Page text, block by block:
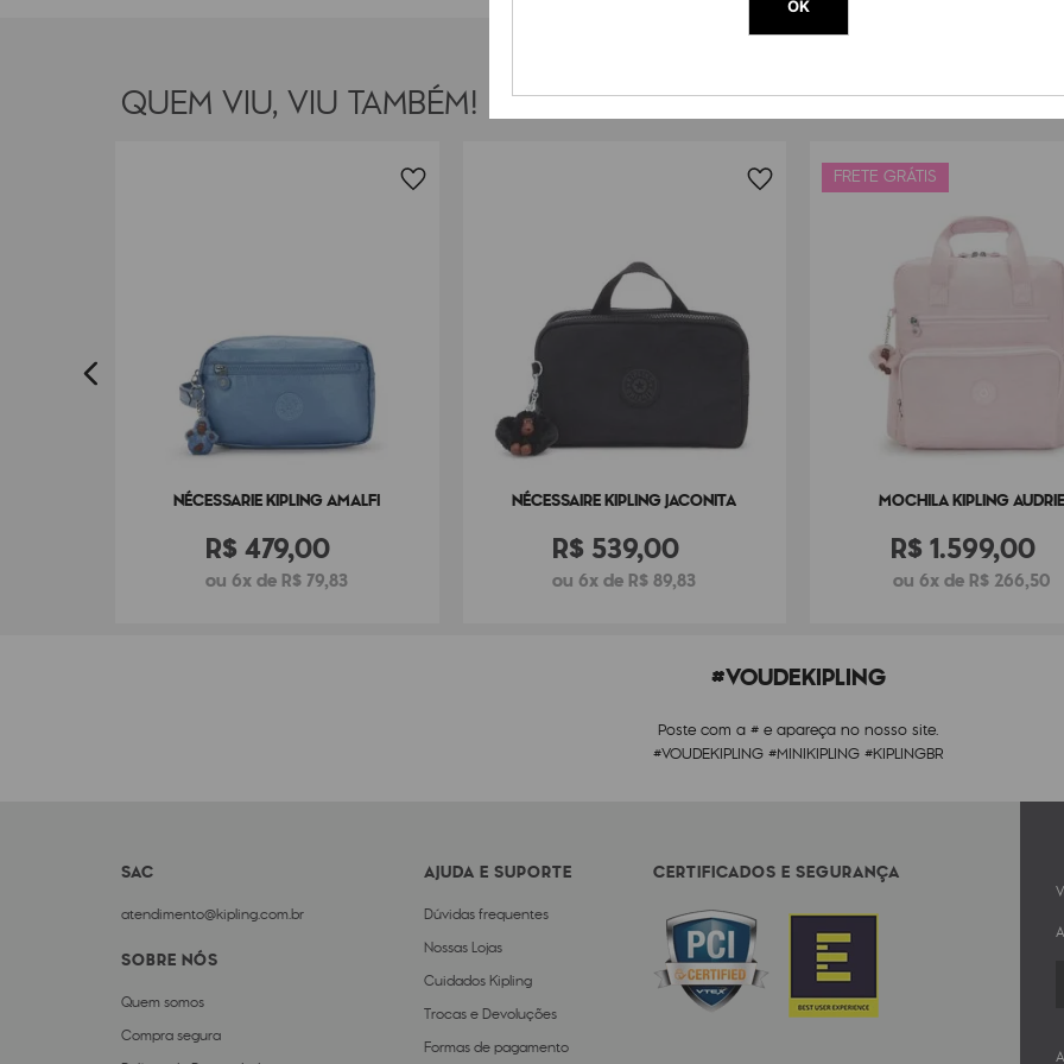
QUEM VIU, VIU TAMBÉM!
NÉCESSARIE KIPLING AMALFI
R$ 479,00
ou 6x de R$ 79,83
NÉCESSAIRE KIPLING JACONITA
R$ 539,00
ou 6x de R$ 89,83
FRETE GRÁTIS
MOCHILA KIPLING AUDRIE
R$1.599,00
ou 6x de R$ 266,50
#VOUDEKIPLING
Poste com a # e apareça no nosso site.
#VOUDEKIPLING #MINIKIPLING #KIPLINGBR
SAC
atendimento@kipling.com.br
SOBRE NÓS
Quem somos
Compra segura
AJUDA E SUPORTE
Dúvidas frequentes
Nossas Lojas
Cuidados Kipling
Trocas e Devoluções
Formas de pagamento
CERTIFICADOS E SEGURANÇA
OK